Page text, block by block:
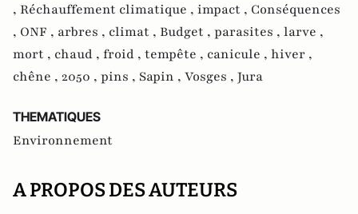
, Réchauffement climatique , impact , Conséquences
, ONF , arbres , climat , Budget , parasites , larve ,
mort , chaud , froid , tempête , canicule , hiver ,
chêne , 2050 , pins , Sapin , Vosges , Jura
THEMATIQUES
Environnement
A PROPOS DES AUTEURS